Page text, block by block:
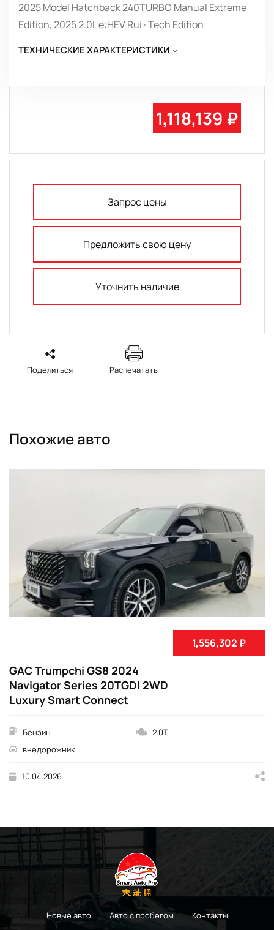
2025 Model Hatchback 240TURBO Manual Extreme
Edition, 2025 2.0L e:HEV Rui · Tech Edition
ТЕХНИЧЕСКИЕ ХАРАКТЕРИСТИКИ
1,118,139 ₽
Запрос цены
Предложить свою цену
Уточнить наличие
Поделиться Распечатать
Похожие авто
1,556,302 ₽
GAC Trumpchi GS8 2024
Navigator Series 20TGDI 2WD
Luxury Smart Connect
Бензин
2.0T
внедорожник
10.04.2026
Новые авто Авто с пробегом Контакты